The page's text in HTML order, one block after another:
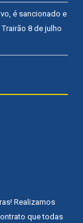
é sancionado e
8 de julho
! Realizamos
que todas